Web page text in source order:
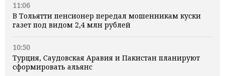
11:06
В Тольятти пенсионер передал мошенникам куски
газет под видом 2,4 млн рублей
10:50
Турция, Саудовская Аравия и Пакистан планируют
сформировать альянс